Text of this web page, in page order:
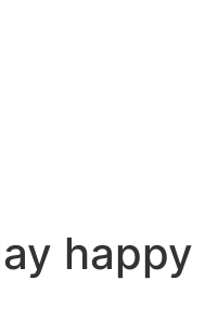
happy